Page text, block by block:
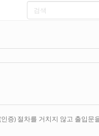
증) 절차를 거치지 않고 출입문